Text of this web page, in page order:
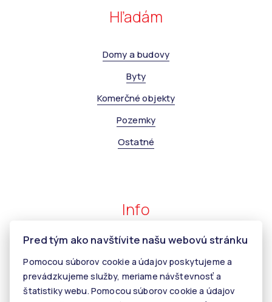
Hľadám
Domy a budovy
Byty
Komerčné objekty
Pozemky
Ostatné
Info
Makléri
Napíšte nám
Kontakt
Pred tým ako navštívite našu webovú stránku
Pomocou súborov cookie a údajov poskytujeme a
prevádzkujeme služby, meriame návštevnosť a
štatistiky webu. Pomocou súborov cookie a údajov